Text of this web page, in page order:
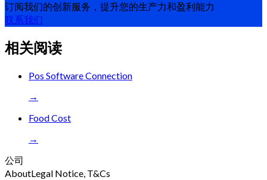
订阅我们的创新服务，提升您的生产力和盈利能力
联系我们
相关阅读
Pos Software Connection
→
Food Cost
→
公司
AboutLegal Notice, T&Cs